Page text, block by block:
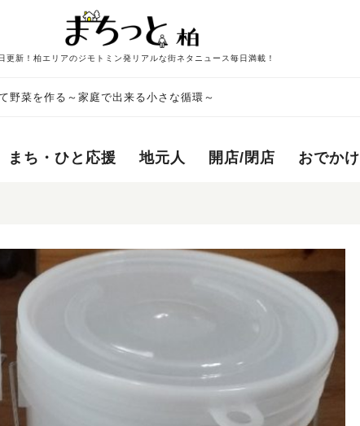
更新！柏エリアのジモトミン発リアルな街ネタニュース毎日満載！
野菜を作る～家庭で出来る小さな循環～
まち・ひと応援 地元人 開店/閉店 おでかけ